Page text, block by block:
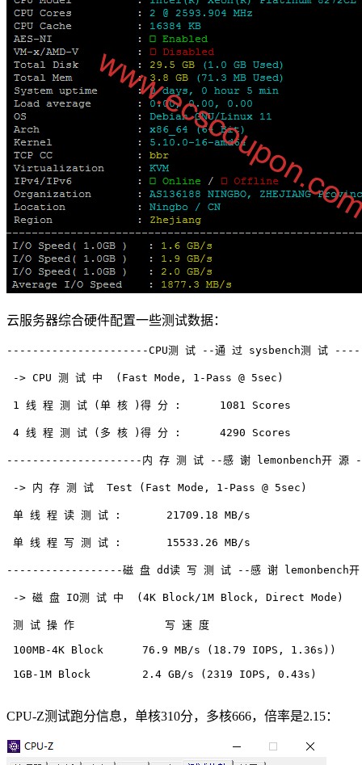
云服务器综合硬件配置一些测试数据：
----------------------CPU测 试 --通 过 sysbench测
-> CPU 测 试 中  (Fast Mode, 1-Pass @ 5sec)
1 线 程 测 试 (单 核 )得 分 :      1081 Scores
4 线 程 测 试 (多 核 )得 分 :      4290 Scores
---------------------内 存 测 试 --感 谢 lemonbench开
-> 内 存 测 试  Test (Fast Mode, 1-Pass @ 5sec)
单 线 程 读 测 试 :       21709.18 MB/s
单 线 程 写 测 试 :       15533.26 MB/s
------------------磁 盘 dd读 写 测 试 --感 谢
-> 磁 盘 IO测 试 中  (4K Block/1M Block, Direct Mode)
测 试 操 作              写 速 度
100MB-4K Block      76.9 MB/s (18.79 IOPS, 1.36s))
1GB-1M Block        2.4 GB/s (2319 IOPS, 0.43s)
CPU-Z测试跑分信息，单核310分，多核666，倍率是2.15：